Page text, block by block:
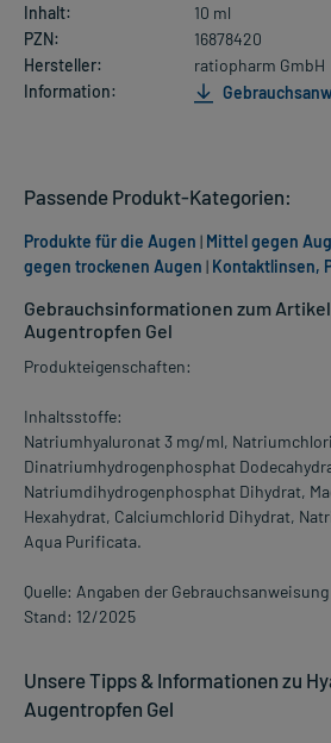
Inhalt:
10 ml
PZN:
16878420
Hersteller:
ratiopharm GmbH
Information:
Gebrauchsinformationen zum
Augentropfen Gel
Produkteigenschaften:
Inhaltsstoffe:
Natriumhyaluronat 3 mg/ml,
Dinatriumhydrogenphosphat
Natriumdihydrogenphosphat Dihydrat,
Hexahydrat, Calciumchlorid Dihydrat,
Aqua Purificata.
Quelle: Angaben der Gebrauchsanweisung
Stand: 12/2025
Unsere Tipps & Informationen zu
Augentropfen Gel
Passende Produkt-Kategorien:
Produkte für die Augen | Mittel gegen
gegen trockenen Augen | Kontaktlinsen,